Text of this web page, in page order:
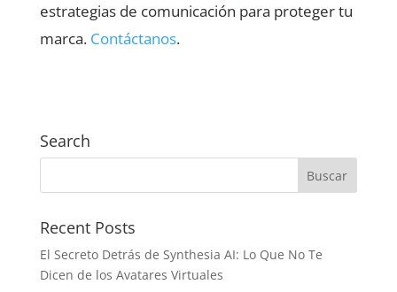
estrategias de comunicación para proteger tu
marca. Contáctanos.
Search
Recent Posts
El Secreto Detrás de Synthesia AI: Lo Que No Te
Dicen de los Avatares Virtuales